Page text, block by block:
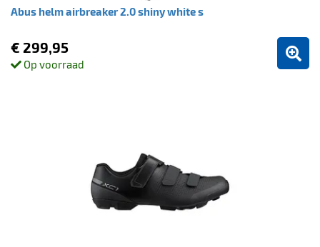
Abus helm airbreaker 2.0 shiny white s
€ 299,95
Op voorraad